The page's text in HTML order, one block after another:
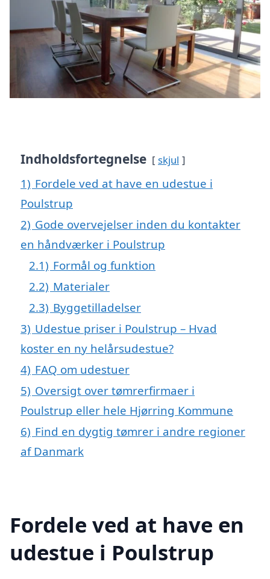
Indholdsfortegnelse skjul
1) Fordele ved at have en udestue i
Poulstrup
2) Gode overvejelser inden du kontakter
en håndværker i Poulstrup
2.1) Formål og funktion
2.2) Materialer
2.3) Byggetilladelser
3) Udestue priser i Poulstrup – Hvad
koster en ny helårsudestue?
4) FAQ om udestuer
5) Oversigt over tømrerfirmaer i
Poulstrup eller hele Hjørring Kommune
6) Find en dygtig tømrer i andre regioner
af Danmark
Fordele ved at have en
udestue i Poulstrup